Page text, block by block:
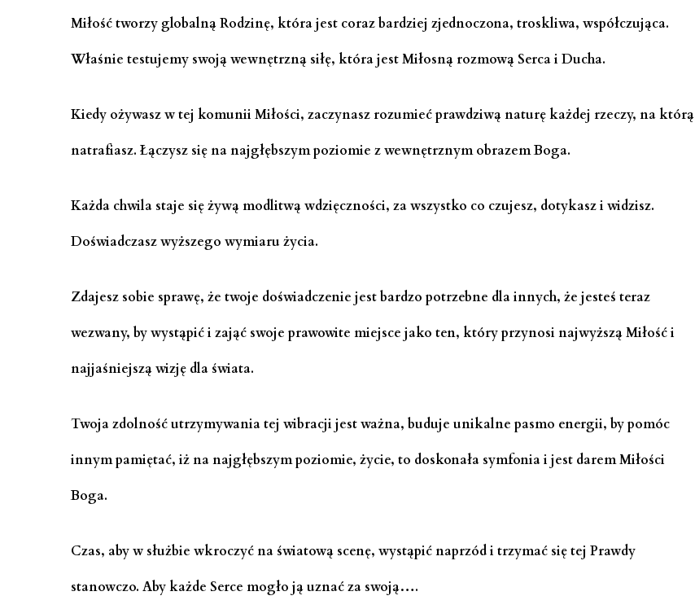
Miłość tworzy globalną Rodzinę, która jest coraz bardziej zjednoczona, troskliwa, współczująca.
Właśnie testujemy swoją wewnętrzną siłę, która jest Miłosną rozmową Serca i Ducha.
Kiedy ożywasz w tej komunii Miłości, zaczynasz rozumieć prawdziwą naturę każdej rzeczy, na którą
natrafiasz. Łączysz się na najgłębszym poziomie z wewnętrznym obrazem Boga.
Każda chwila staje się żywą modlitwą wdzięczności, za wszystko co czujesz, dotykasz i widzisz.
Doświadczasz wyższego wymiaru życia.
Zdajesz sobie sprawę, że twoje doświadczenie jest bardzo potrzebne dla innych, że ​​jesteś teraz
wezwany, by wystąpić i zająć swoje prawowite miejsce jako ten, który przynosi najwyższą Miłość i
najjaśniejszą wizję dla świata.
Twoja zdolność utrzymywania tej wibracji jest ważna, buduje unikalne pasmo energii, by pomóc
innym pamiętać, iż na najgłębszym poziomie, życie, to doskonała symfonia i jest darem Miłości
Boga.
Czas, aby w służbie wkroczyć na światową scenę, wystąpić naprzód i trzymać się tej Prawdy
stanowczo. Aby każde Serce mogło ją uznać za swoją….